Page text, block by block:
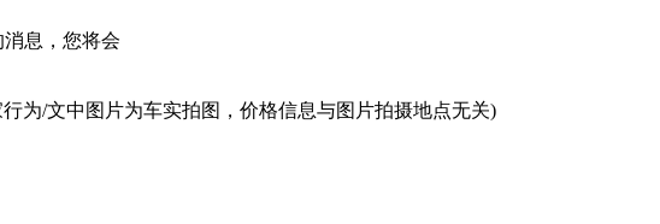
消息，您将会
为/文中图片为车实拍图，价格信息与图片拍摄地点无关)